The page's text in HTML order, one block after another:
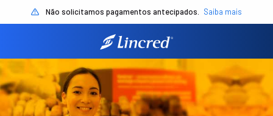
Não solicitamos pagamentos antecipados. Saiba mais